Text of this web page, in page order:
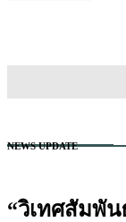
NEWS UPDATE
“วิเทศสัมพั